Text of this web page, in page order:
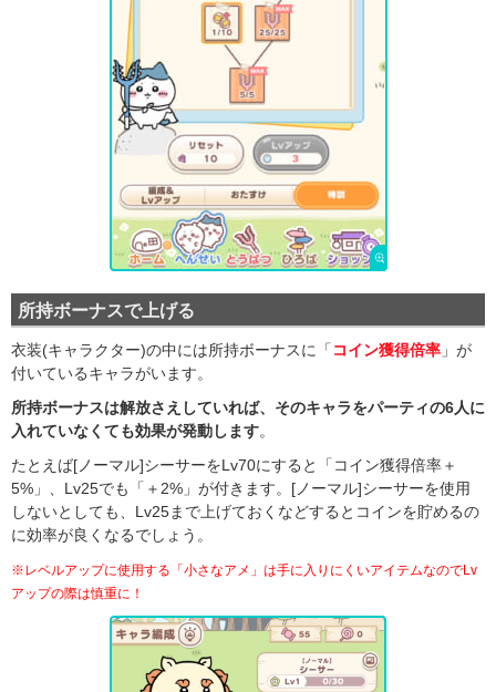
所持ボーナスで上げる
衣装(キャラクター)の中には所持ボーナスに「 コイン獲得倍率 」が
付いているキャラがいます。
所持ボーナスは解放さえしていれば、そのキャラをパーティの6人に
入れていなくても効果が発動します。
たとえば[ノーマル]シーサーをLv70にすると「コイン獲得倍率＋
5%」、Lv25でも「＋2%」が付きます。[ノーマル]シーサーを使用
しないとしても、Lv25まで上げておくなどするとコインを貯めるの
に効率が良くなるでしょう。
※レベルアップに使用する「小さなアメ」は手に入りにくいアイテムなのでLv
アップの際は慎重に！